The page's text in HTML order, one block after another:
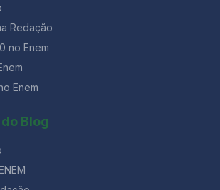
Redação
no Enem
Enem
Blog